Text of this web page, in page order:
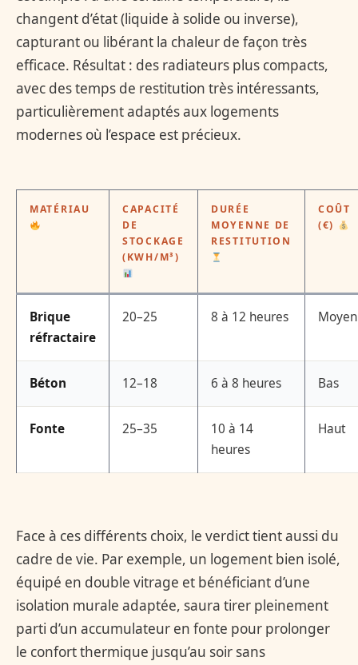
changent d’état (liquide à solide ou inverse),
capturant ou libérant la chaleur de façon très
efficace. Résultat : des radiateurs plus compacts,
avec des temps de restitution très intéressants,
particulièrement adaptés aux logements
modernes où l’espace est précieux.
MATÉRIAU
CAPACITÉ
DE
STOCKAGE
(KWH/M³)
DURÉE
MOYENNE DE
RESTITUTION
COÛT
(€)
Brique
réfractaire
20–25 8 à 12 heures Moyen
Béton 12–18 6 à 8 heures Bas
Fonte 25–35
10 à 14
heures
Haut
Face à ces différents choix, le verdict tient aussi du
cadre de vie. Par exemple, un logement bien isolé,
équipé en double vitrage et bénéficiant d’une
isolation murale adaptée, saura tirer pleinement
parti d’un accumulateur en fonte pour prolonger
le confort thermique jusqu’au soir sans